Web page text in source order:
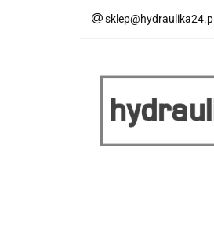
sklep@hydraulika24.pl